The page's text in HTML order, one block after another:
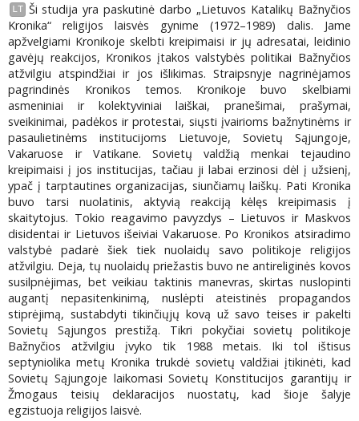
LT Ši studija yra paskutinė darbo „Lietuvos Katalikų Bažnyčios
Kronika“ religijos laisvės gynime (1972–1989) dalis. Jame
apžvelgiami Kronikoje skelbti kreipimaisi ir jų adresatai, leidinio
gavėjų reakcijos, Kronikos įtakos valstybės politikai Bažnyčios
atžvilgiu atspindžiai ir jos išlikimas. Straipsnyje nagrinėjamos
pagrindinės Kronikos temos. Kronikoje buvo skelbiami
asmeniniai ir kolektyviniai laiškai, pranešimai, prašymai,
sveikinimai, padėkos ir protestai, siųsti įvairioms bažnytinėms ir
pasaulietinėms institucijoms Lietuvoje, Sovietų Sąjungoje,
Vakaruose ir Vatikane. Sovietų valdžią menkai tejaudino
kreipimaisi į jos institucijas, tačiau ji labai erzinosi dėl į užsienį,
ypač į tarptautines organizacijas, siunčiamų laiškų. Pati Kronika
buvo tarsi nuolatinis, aktyvią reakciją kėlęs kreipimasis į
skaitytojus. Tokio reagavimo pavyzdys – Lietuvos ir Maskvos
disidentai ir Lietuvos išeiviai Vakaruose. Po Kronikos atsiradimo
valstybė padarė šiek tiek nuolaidų savo politikoje religijos
atžvilgiu. Deja, tų nuolaidų priežastis buvo ne antireliginės kovos
susilpnėjimas, bet veikiau taktinis manevras, skirtas nuslopinti
augantį nepasitenkinimą, nuslėpti ateistinės propagandos
stiprėjimą, sustabdyti tikinčiųjų kovą už savo teises ir pakelti
Sovietų Sąjungos prestižą. Tikri pokyčiai sovietų politikoje
Bažnyčios atžvilgiu įvyko tik 1988 metais. Iki tol ištisus
septyniolika metų Kronika trukdė sovietų valdžiai įtikinėti, kad
Sovietų Sąjungoje laikomasi Sovietų Konstitucijos garantijų ir
Žmogaus teisių deklaracijos nuostatų, kad šioje šalyje
egzistuoja religijos laisvė.